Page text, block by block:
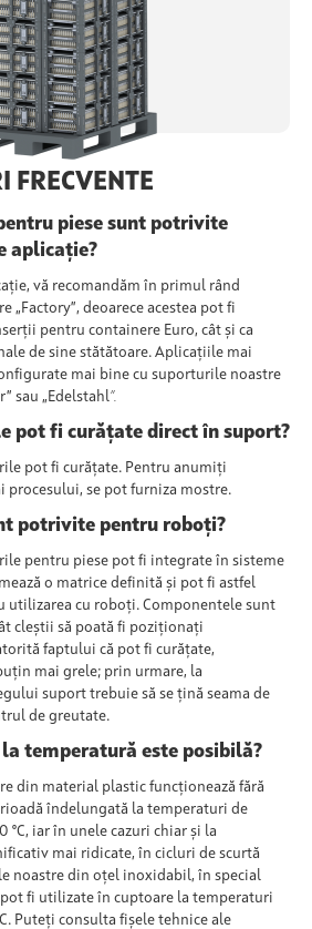
FRECVENTE
piese sunt potrivite
aplicație?
vă recomandăm în primul rând
„Factory”, deoarece acestea pot fi
pentru containere Euro, cât și ca
de sine stătătoare. Aplicațiile mai
mai bine cu suporturile noastre
sau „Edelstahl”.
pot fi curățate direct în suport?
pot fi curățate. Pentru anumiți
procesului, se pot furniza mostre.
potrivite pentru roboți?
pentru piese pot fi integrate în sisteme
o matrice definită și pot fi astfel
utilizarea cu roboți. Componentele sunt
cleștii să poată fi poziționați
faptului că pot fi curățate,
mai grele; prin urmare, la
suport trebuie să se țină seama de
de greutate.
temperatură este posibilă?
din material plastic funcționează fără
îndelungată la temperaturi de
iar în unele cazuri chiar și la
mai ridicate, în cicluri de scurtă
noastre din oțel inoxidabil, în special
pot fi utilizate în cuptoare la temperaturi
Puteți consulta fișele tehnice ale